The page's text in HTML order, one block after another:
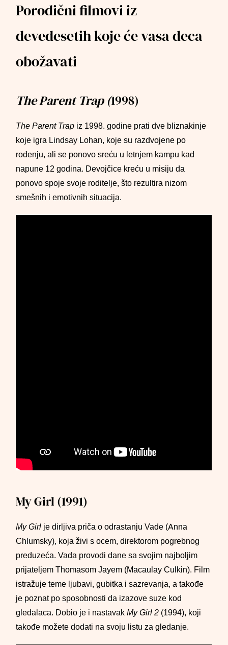
Porodični filmovi iz
devedesetih koje će vasa deca
obožavati
The Parent Trap (1998)
The Parent Trap iz 1998. godine prati dve bliznakinje
koje igra Lindsay Lohan, koje su razdvojene po
rođenju, ali se ponovo sreću u letnjem kampu kad
napune 12 godina. Devojčice kreću u misiju da
ponovo spoje svoje roditelje, što rezultira nizom
smešnih i emotivnih situacija.
My Girl (1991)
My Girl je dirljiva priča o odrastanju Vade (Anna
Chlumsky), koja živi s ocem, direktorom pogrebnog
preduzeća. Vada provodi dane sa svojim najboljim
prijateljem Thomasom Jayem (Macaulay Culkin). Film
istražuje teme ljubavi, gubitka i sazrevanja, a takođe
je poznat po sposobnosti da izazove suze kod
gledalaca. Dobio je i nastavak My Girl 2 (1994), koji
takođe možete dodati na svoju listu za gledanje.